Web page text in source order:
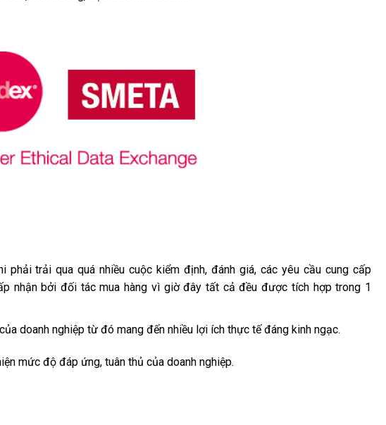
phải trải qua quá nhiều cuộc kiểm định, đánh giá, các yêu cầu cung cấp
nhận bởi đối tác mua hàng vì giờ đây tất cả đều được tích hợp trong 1
doanh nghiệp từ đó mang đến nhiều lợi ích thực tế đáng kinh ngạc.
mức độ đáp ứng, tuân thủ của doanh nghiệp.